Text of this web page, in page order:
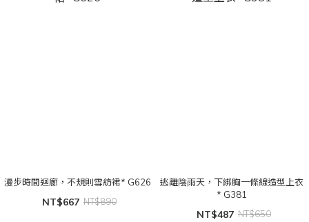
漫步時間迴廊，不規則雪紡裙* G626
NT$667 NT$890
逃離陰雨天，下綁胸一條線造型上衣
* G381
NT$487 NT$650